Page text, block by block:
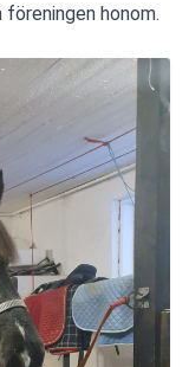
honom.